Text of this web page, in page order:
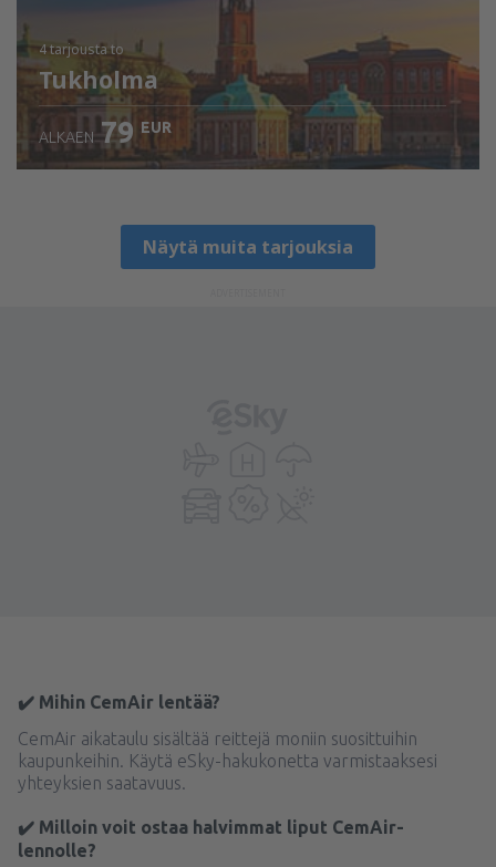
4 tarjoustato
Tukholma
ALKAEN 79 EUR
Näytä muita tarjouksia
✔️ Mihin CemAir lentää?
CemAir aikataulu sisältää reittejä moniin suosittuihin
kaupunkeihin. Käytä eSky-hakukonetta varmistaaksesi
yhteyksien saatavuus.
✔️ Milloin voit ostaa halvimmat liput CemAir-
lennolle?